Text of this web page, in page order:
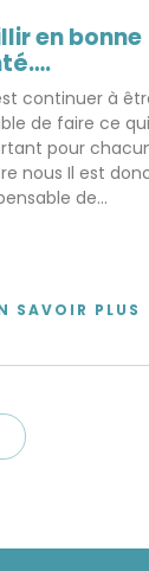
en bonne
continuer à
de faire ce
pour
nous Il est
de...
SAVOIR PLUS